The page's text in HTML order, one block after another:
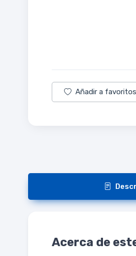
Añadir a favoritos
Acerca de